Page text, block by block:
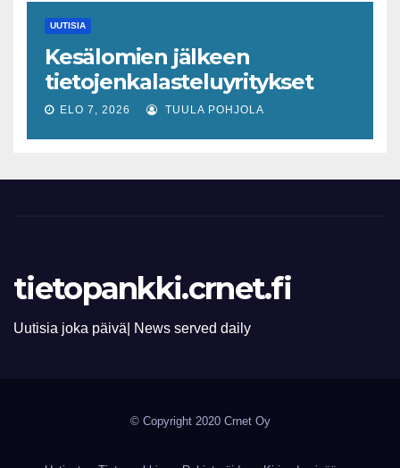
tulevaisuuden virusuhkien
varhaiseen tunnistamiseen
UUTISIA
Kesälomien jälkeen
tietojenkalasteluyritykset
lisääntyvät
ELO 7, 2026 TUULA POHJOLA
tietopankki.crnet.fi
Uutisia joka päivä| News served daily
© Copyright 2020 Crnet Oy